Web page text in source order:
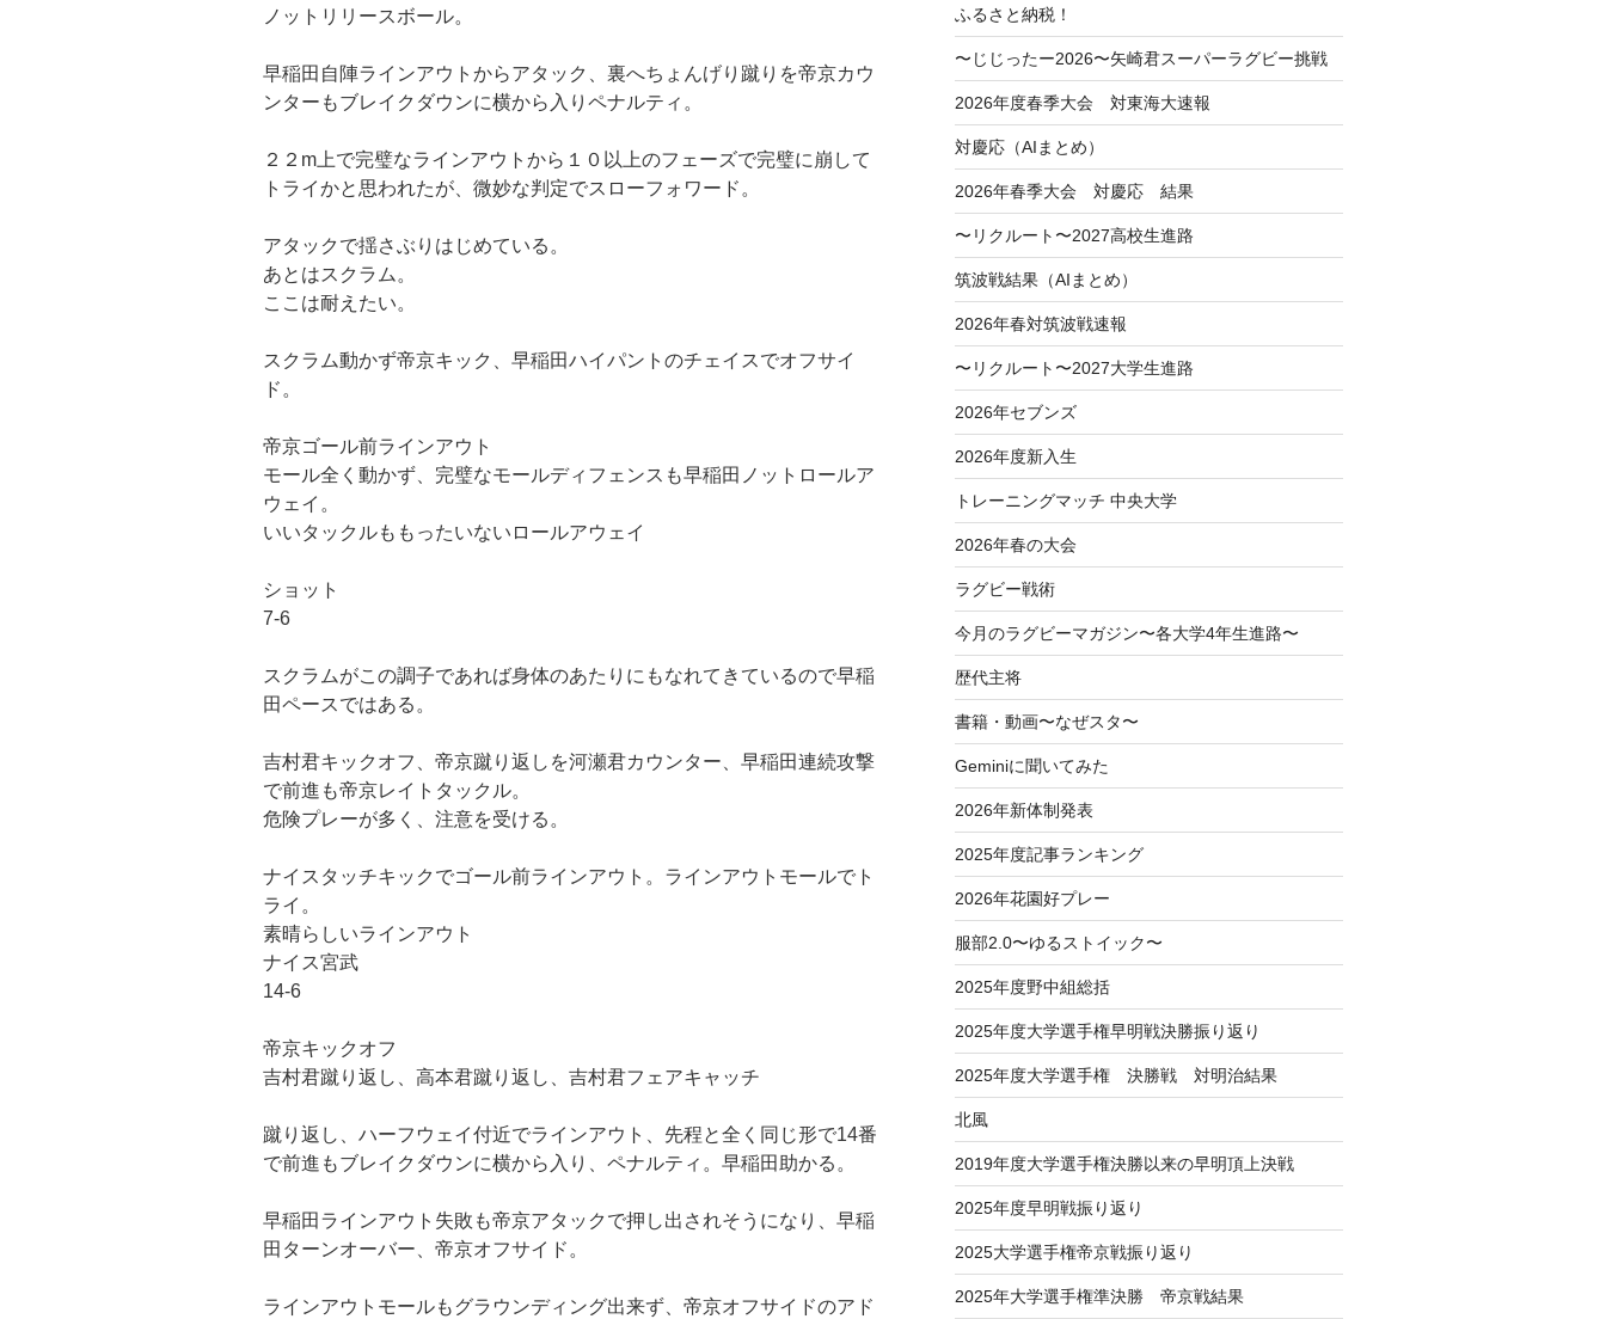
ノットリリースボール。
早稲田自陣ラインアウトからアタック、裏へちょんげり蹴りを帝京カウ
ンターもブレイクダウンに横から入りペナルティ。
２２m上で完璧なラインアウトから１０以上のフェーズで完璧に崩して
トライかと思われたが、微妙な判定でスローフォワード。
アタックで揺さぶりはじめている。
あとはスクラム。
ここは耐えたい。
スクラム動かず帝京キック、早稲田ハイパントのチェイスでオフサイ
ド。
帝京ゴール前ラインアウト
モール全く動かず、完璧なモールディフェンスも早稲田ノットロールア
ウェイ。
いいタックルももったいないロールアウェイ
ショット
7-6
スクラムがこの調子であれば身体のあたりにもなれてきているので早稲
田ペースではある。
吉村君キックオフ、帝京蹴り返しを河瀬君カウンター、早稲田連続攻撃
で前進も帝京レイトタックル。
危険プレーが多く、注意を受ける。
ナイスタッチキックでゴール前ラインアウト。ラインアウトモールでト
ライ。
素晴らしいラインアウト
ナイス宮武
14-6
帝京キックオフ
吉村君蹴り返し、高本君蹴り返し、吉村君フェアキャッチ
蹴り返し、ハーフウェイ付近でラインアウト、先程と全く同じ形で14番
で前進もブレイクダウンに横から入り、ペナルティ。早稲田助かる。
早稲田ラインアウト失敗も帝京アタックで押し出されそうになり、早稲
田ターンオーバー、帝京オフサイド。
ラインアウトモールもグラウンディング出来ず、帝京オフサイドのアド
ふるさと納税！
〜じじったー2026〜矢崎君スーパーラグビー挑戦
2026年度春季大会 対東海大速報
対慶応（AIまとめ）
2026年春季大会 対慶応 結果
〜リクルート〜2027高校生進路
筑波戦結果（AIまとめ）
2026年春対筑波戦速報
〜リクルート〜2027大学生進路
2026年セブンズ
2026年度新入生
トレーニングマッチ 中央大学
2026年春の大会
ラグビー戦術
今月のラグビーマガジン〜各大学4年生進路〜
歴代主将
書籍・動画〜なぜスタ〜
Geminiに聞いてみた
2026年新体制発表
2025年度記事ランキング
2026年花園好プレー
服部2.0〜ゆるストイック〜
2025年度野中組総括
2025年度大学選手権早明戦決勝振り返り
2025年度大学選手権 決勝戦 対明治結果
北風
2019年度大学選手権決勝以来の早明頂上決戦
2025年度早明戦振り返り
2025大学選手権帝京戦振り返り
2025年大学選手権準決勝 帝京戦結果